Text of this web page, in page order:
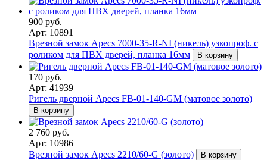
900 руб.
Арт: 10891
Врезной замок Apecs 7000-35-R-NI (никель) узкопроф. с
роликом для ПВХ дверей, планка 16мм
В корзину
170 руб.
Арт: 41939
Ригель дверной Apecs FB-01-140-GM (матовое золото)
В корзину
2 760 руб.
Арт: 10986
Врезной замок Apecs 2210/60-G (золото)
В корзину